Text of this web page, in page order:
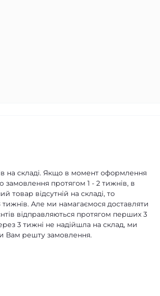
на складі. Якщо в момент оформлення
замовлення протягом 1 - 2 тижнів, в
товар відсутній на складі, то
Але ми намагаємося доставляти
відправляються протягом перших 3
3 тижні не надійшла на склад, ми
Вам решту замовлення.